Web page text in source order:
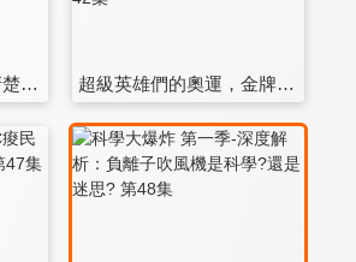
水獺、河狸傻傻分不清楚？ 第41集 超級英雄們的奧運，金牌獎落誰家？ 第42集